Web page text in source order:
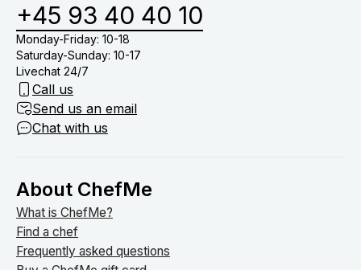
+45 93 40 40 10
Monday-Friday: 10-18
Saturday-Sunday: 10-17
Livechat 24/7
Call us
Send us an email
Chat with us
About ChefMe
What is ChefMe?
Find a chef
Frequently asked questions